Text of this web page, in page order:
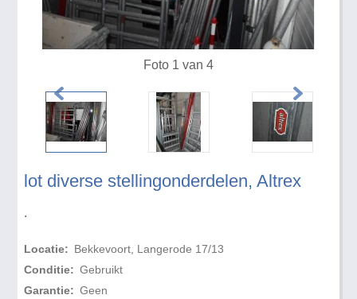
lot diverse stellingonderdelen, Altrex
.
Locatie: Bekkevoort, Langerode 17/13
Conditie: Gebruikt
Garantie: Geen
Foto 1 van 4